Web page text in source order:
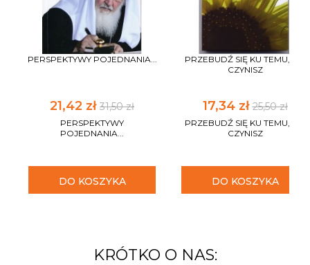
PERSPEKTYWY POJEDNANIA...
21,42 zł 31,50 zł
PERSPEKTYWY
POJEDNANIA...
DO KOSZYKA
PRZEBUDŹ SIĘ KU TEMU, CO
CZYNISZ
17,34 zł25,50 zł
PRZEBUDŹ SIĘ KU TEMU, CO
CZYNISZ
DO KOSZYKA
KRÓTKO O NAS: